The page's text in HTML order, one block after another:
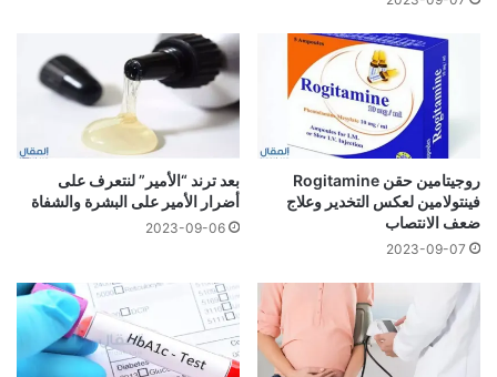
روجيتامين حقن Rogitamine
فينتولامين لعكس التخدير وعلاج
ضعف الانتصاب
2023-09-07
بعد ترند “الأمير” لنتعرف على
أضرار الأمير على البشرة والشفاة
2023-09-06